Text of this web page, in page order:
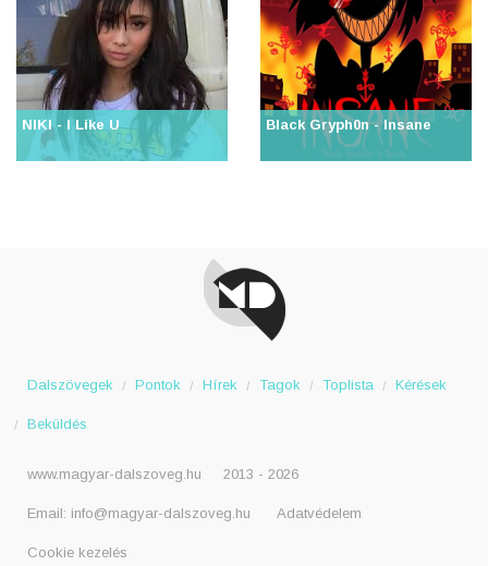
NIKI - I Like U Black Gryph0n - Insane
Dalszövegek Pontok Hírek Tagok Toplista Kérések
Beküldés
www.magyar-dalszoveg.hu 2013 - 2026
Email: info@magyar-dalszoveg.hu Adatvédelem
Cookie kezelés